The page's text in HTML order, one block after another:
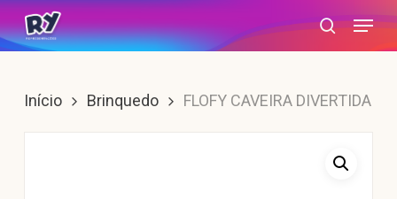
Skip
to
content
search
Menu
Início Brinquedo FLOFY CAVEIRA DIVERTIDA